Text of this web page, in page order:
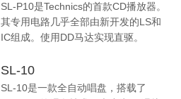
SL-P10是Technics的首款CD播放器。
其专用电路几乎全部由新开发的LS和
IC组成。使用DD马达实现直驱。
SL-10
SL-10是一款全自动唱盘，搭载了